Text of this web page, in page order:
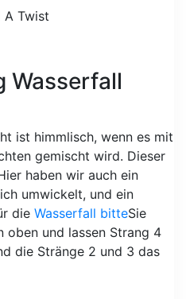
Wasserfall
ist himmlisch, wenn es mit
gemischt wird. Dieser
haben wir auch ein
umwickelt, und ein
die Wasserfall bitteSie
oben und lassen Strang 4
die Stränge 2 und 3 das